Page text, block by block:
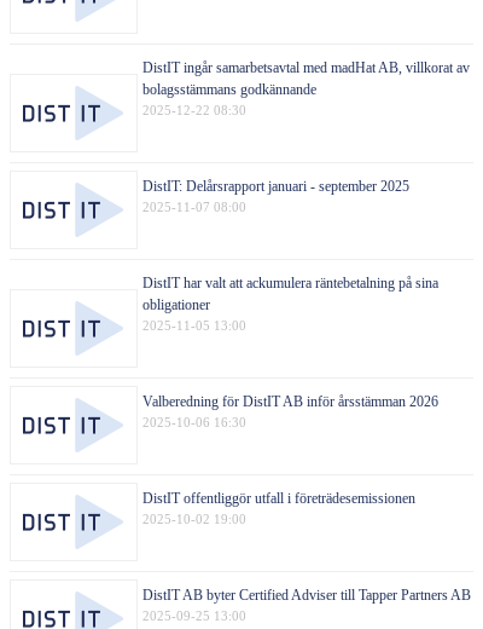
2025-12-22 08:30
DistIT ingår samarbetsavtal med madHat AB, villkorat av
bolagsstämmans godkännande
2025-11-07 08:00
DistIT: Delårsrapport januari - september 2025
2025-11-05 13:00
DistIT har valt att ackumulera räntebetalning på sina
obligationer
2025-10-06 16:30
Valberedning för DistIT AB inför årsstämman 2026
2025-10-02 19:00
DistIT offentliggör utfall i företrädesemissionen
2025-09-25 13:00
DistIT AB byter Certified Adviser till Tapper Partners AB